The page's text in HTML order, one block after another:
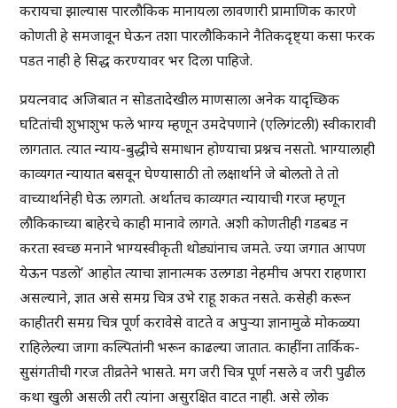
करायचा झाल्यास पारलौकिक मानायला लावणारी प्रामाणिक कारणे
कोणती हे समजावून घेऊन तशा पारलौकिकाने नैतिकदृष्ट्या कसा फरक
पडत नाही हे सिद्ध करण्यावर भर दिला पाहिजे.
प्रयत्नवाद अजिबात न सोडतादेखील माणसाला अनेक यादृच्छिक
घटितांची शुभाशुभ फले भाग्य म्हणून उमदेपणाने (एलिगंटली) स्वीकारावी
लागतात. त्यात न्याय-बुद्धीचे समाधान होण्याचा प्रश्नच नसतो. भाग्यालाही
काव्यगत न्यायात बसवून घेण्यासाठी तो लक्षार्थाने जे बोलतो ते तो
वाच्यार्थानेही घेऊ लागतो. अर्थातच काव्यगत न्यायाची गरज म्हणून
लौकिकाच्या बाहेरचे काही मानावे लागते. अशी कोणतीही गडबड न
करता स्वच्छ मनाने भाग्यस्वीकृती थोड्यांनाच जमते. ज्या जगात आपण
येऊन पडलो’ आहोत त्याचा ज्ञानात्मक उलगडा नेहमीच अपरा राहणारा
असल्याने, ज्ञात असे समग्र चित्र उभे राहू शकत नसते. कसेही करून
काहीतरी समग्र चित्र पूर्ण करावेसे वाटते व अपुऱ्या ज्ञानामुळे मोकळ्या
राहिलेल्या जागा कल्पितांनी भरून काढल्या जातात. काहींना तार्किक-
सुसंगतीची गरज तीव्रतेने भासते. मग जरी चित्र पूर्ण नसले व जरी पुढील
कथा खुली असली तरी त्यांना असुरक्षित वाटत नाही. असे लोक